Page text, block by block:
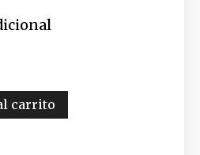
carrito